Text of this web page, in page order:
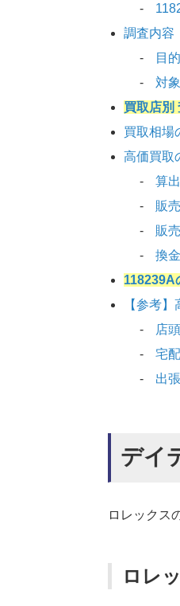
調査内容
目
対
買取店別
買取相場
高価買取
算
販
販
換
118239A
【参考
店
宅
出
デイ
ロレックス
ロレ